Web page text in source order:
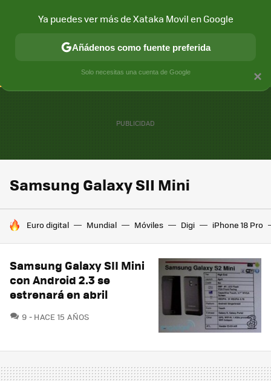
CONECTIVIDAD MÓVIL Y SOCIEDAD APLICACIONES
Samsung Galaxy SII Mini
HOY SE HABLA DE
Euro digital Mundial Móviles Digi iPhone 18 Pro
Samsung Galaxy SII Mini
con Android 2.3 se
estrenará en abril
9 COMENTARIOS
HACE 15 AÑOS
×
Ya puedes ver más de Xataka Movil en Google
Añádenos como fuente preferida
Solo necesitas una cuenta de Google